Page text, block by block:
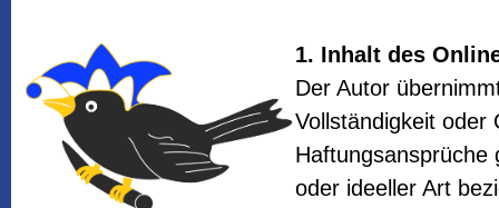
1. Inhalt des
Der Autor
Vollständigkeit oder
Haftungsansprüche
oder ideeller Art